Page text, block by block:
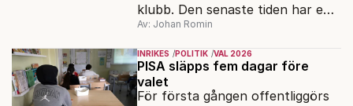
klubb. Den senaste tiden har en
rad svenska politiker bytt parti –
men varför, och vad skiljer
partiernas interna kulturer åt?
Av: Johan Romin
INRIKES POLITIK VAL 2026
PISA släpps fem dagar före
valet
För första gången offentliggörs